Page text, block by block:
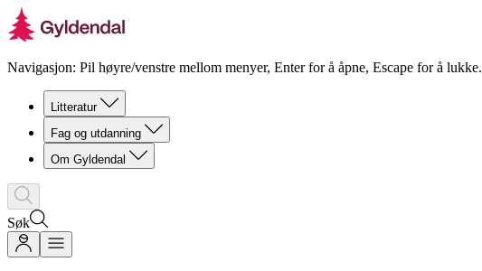
Navigasjon: Pil høyre/venstre mellom menyer, Enter for å åpne, Escape for å lukke.
Litteratur
Fag og utdanning
Om Gyldendal
Søk